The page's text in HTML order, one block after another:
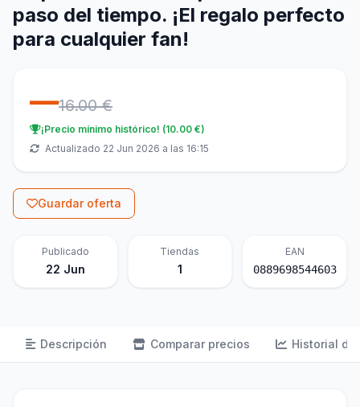
paso del tiempo. ¡El regalo perfecto
para cualquier fan!
—16.00 €
¡Precio mínimo histórico! (10.00 €)
Actualizado 22 Jun 2026 a las 16:15
Guardar oferta
Publicado
22 Jun
Tiendas
1
EAN
0889698544603
Descripción Comparar precios Historial de